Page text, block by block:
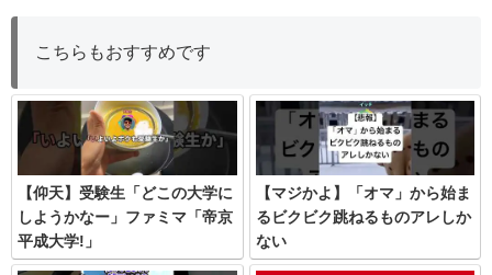
こちらもおすすめです
【仰天】受験生「どこの大学に
しようかなー」ファミマ「帝京
平成大学!」
【マジかよ】「オマ」から始ま
るビクビク跳ねるものアレしか
ない